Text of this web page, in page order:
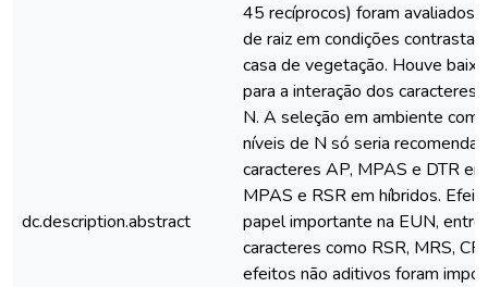
dc.description.abstract
45 recíprocos) foram avaliados
de raiz em condições
casa de vegetação. Houve
para a interação dos caracteres
N. A seleção em ambiente com
níveis de N só seria
caracteres AP, MPAS e DTR
MPAS e RSR em híbridos.
papel importante na EUN,
caracteres como RSR, MRS,
efeitos não aditivos foram